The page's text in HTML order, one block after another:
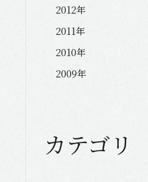
2012年
2011年
2010年
2009年
カテゴリ